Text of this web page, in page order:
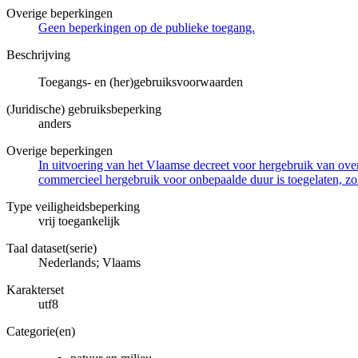
Overige beperkingen
Geen beperkingen op de publieke toegang.
Beschrijving
Toegangs- en (her)gebruiksvoorwaarden
(Juridische) gebruiksbeperking
anders
Overige beperkingen
In uitvoering van het Vlaamse decreet voor hergebruik van
commercieel hergebruik voor onbepaalde duur is toegelaten,
Type veiligheidsbeperking
vrij toegankelijk
Taal dataset(serie)
Nederlands; Vlaams
Karakterset
utf8
Categorie(en)